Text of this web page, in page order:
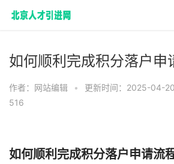
如何顺利完成积分落户申
作者：网站编辑 • 更新时间：2025-04-
516
如何顺利完成积分落户申请流